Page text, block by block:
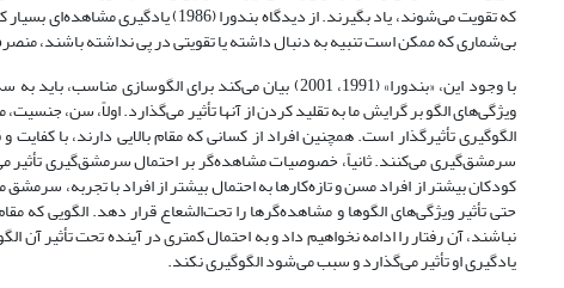
که تقویت می‌شوند، یاد بگیرند. از
بی‌شماری ‌که ممکن است تنبیه به دنبال داشته یا تقویتی در پی نداشته باشند،
با وجود این، «بندورا» (1991، 2001) بیان می‌کند برای
ویژگی‌های الگو بر گرایش ما به تقلید کردن از آنها تأثیر می‌گذارد. اولاً، سن،
الگوگیری تأثیرگذار است. همچنین افراد از کسانی که مقام بالایی دارند، با
سرمشق‌گیری می‌کنند. ثانیاً، خصوصیات مشاهده‌گر بر احتمال سرمشق‌گیری تأثیر
کودکان بیشتر از افراد مسن و تازه‌کارها به احتمال بیشتر از افراد با تجربه،
حتی تأثیر ویژگی‌های الگوها و مشاهده‌گرها را تحت‌الشعاع قرار دهد. الگویی که
نباشند، آن رفتار را ادامه نخواهیم داد و به احتمال کمتری در آینده تحت تأثیر
یادگیری او تأثیر می‌گذارد و سبب می‌شود الگوگیری نکند.